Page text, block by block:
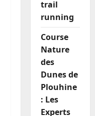
trail
running
Course
Nature
des
Dunes de
Plouhine
: Les
Experts